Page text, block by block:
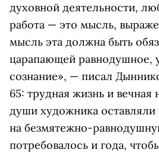
духовной деятельности,
работа — это мысль,
мысль эта должна быть
царапающей равнодушное,
сознание», — писал
65: трудная жизнь и вечная
души художника
на безмятежно-
потребовалось и года,